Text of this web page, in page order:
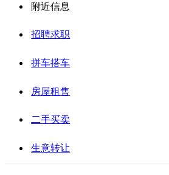
附近信息
招聘求职
拼车搭车
房屋租售
二手买卖
生意转让